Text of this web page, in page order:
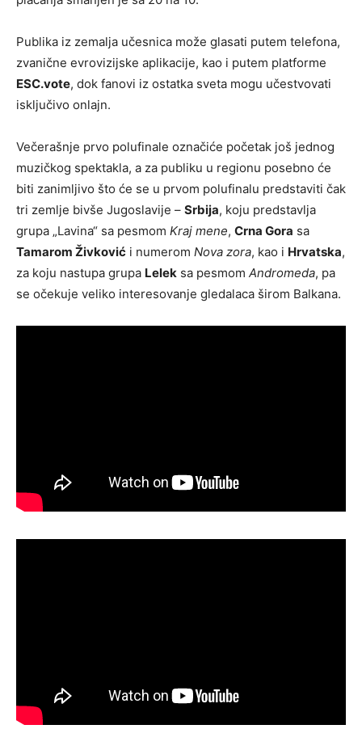
Publika iz zemalja učesnica može glasati putem telefona,
zvanične evrovizijske aplikacije, kao i putem platforme
ESC.vote, dok fanovi iz ostatka sveta mogu učestvovati
isključivo onlajn.
Večerašnje prvo polufinale označiće početak još jednog
muzičkog spektakla, a za publiku u regionu posebno će
biti zanimljivo što će se u prvom polufinalu predstaviti čak
tri zemlje bivše Jugoslavije – Srbija, koju predstavlja
grupa „Lavina“ sa pesmom Kraj mene, Crna Gora sa
Tamarom Živković i numerom Nova zora, kao i Hrvatska,
za koju nastupa grupa Lelek sa pesmom Andromeda, pa
se očekuje veliko interesovanje gledalaca širom Balkana.